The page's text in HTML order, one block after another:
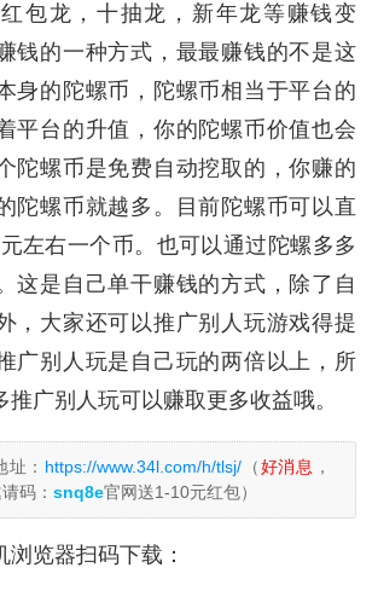
包龙，十抽龙，新年龙等赚钱变
钱的一种方式，最最赚钱的不是这
身的陀螺币，陀螺币相当于平台的
平台的升值，你的陀螺币价值也会
陀螺币是免费自动挖取的，你赚的
陀螺币就越多。目前陀螺币可以直
左右一个币。也可以通过陀螺多多
这是自己单干赚钱的方式，除了自
，大家还可以推广别人玩游戏得提
广别人玩是自己玩的两倍以上，所
推广别人玩可以赚取更多收益哦。
： https://www.34l.com/h/tlsj/ （好消息 ，
码： snq8e官网送1-10元红包）
浏览器扫码下载：